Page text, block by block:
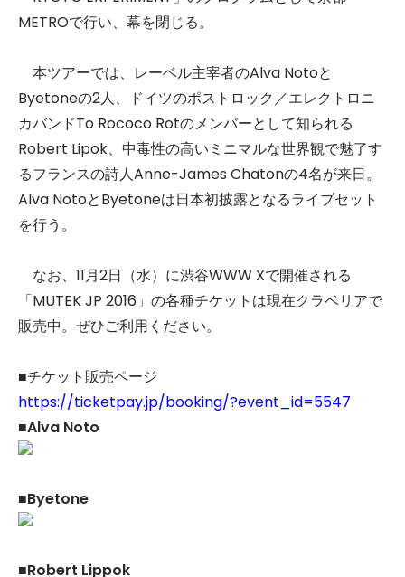
METROで行い、幕を閉じる。
本ツアーでは、レーベル主宰者のAlva Notoと
Byetoneの2人、ドイツのポストロック／エレクトロニ
カバンドTo Rococo Rotのメンバーとして知られる
Robert Lipok、中毒性の高いミニマルな世界観で魅了す
るフランスの詩人Anne-James Chatonの4名が来日。
Alva NotoとByetoneは日本初披露となるライブセット
を行う。
なお、11月2日（水）に渋谷WWW Xで開催される
「MUTEK JP 2016」の各種チケットは現在クラベリアで
販売中。ぜひご利用ください。
■チケット販売ページ
https://ticketpay.jp/booking/?event_id=5547
■Alva Noto
■Byetone
■Robert Lippok